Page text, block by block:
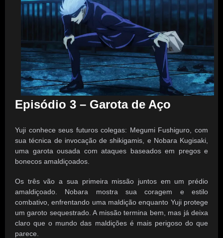
Episódio 3 – Garota de Aço
Yuji conhece seus futuros colegas: Megumi Fushiguro, com
sua técnica de invocação de shikigamis, e Nobara Kugisaki,
uma garota ousada com ataques baseados em pregos e
bonecos amaldiçoados.
Os três vão a sua primeira missão juntos em um prédio
amaldiçoado. Nobara mostra sua coragem e estilo
combativo, enfrentando uma maldição enquanto Yuji protege
um garoto sequestrado. A missão termina bem, mas já deixa
claro que o mundo das maldições é mais perigoso do que
parece.